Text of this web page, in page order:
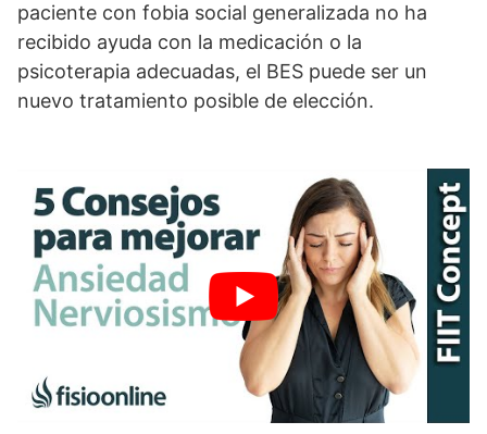
paciente con fobia social generalizada no ha
recibido ayuda con la medicación o la
psicoterapia adecuadas, el BES puede ser un
nuevo tratamiento posible de elección.